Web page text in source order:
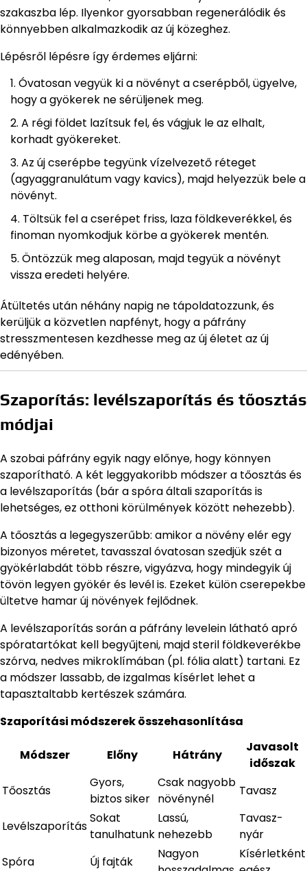
szakaszba lép. Ilyenkor gyorsabban regenerálódik és
könnyebben alkalmazkodik az új közeghez.
Lépésről lépésre így érdemes eljárni:
Óvatosan vegyük ki a növényt a cserépből, ügyelve,
hogy a gyökerek ne sérüljenek meg.
A régi földet lazítsuk fel, és vágjuk le az elhalt,
korhadt gyökereket.
Az új cserépbe tegyünk vízelvezető réteget
(agyaggranulátum vagy kavics), majd helyezzük bele a
növényt.
Töltsük fel a cserépet friss, laza földkeverékkel, és
finoman nyomkodjuk körbe a gyökerek mentén.
Öntözzük meg alaposan, majd tegyük a növényt
vissza eredeti helyére.
Átültetés után néhány napig ne tápoldatozzunk, és
kerüljük a közvetlen napfényt, hogy a páfrány
stresszmentesen kezdhesse meg az új életet az új
edényében.
Szaporítás: levélszaporítás és tőosztás
módjai
A szobai páfrány egyik nagy előnye, hogy könnyen
szaporítható. A két leggyakoribb módszer a tőosztás és
a levélszaporítás (bár a spóra általi szaporítás is
lehetséges, ez otthoni körülmények között nehezebb).
A tőosztás a legegyszerűbb: amikor a növény elér egy
bizonyos méretet, tavasszal óvatosan szedjük szét a
gyökérlabdát több részre, vigyázva, hogy mindegyik új
tövön legyen gyökér és levél is. Ezeket külön cserepekbe
ültetve hamar új növények fejlődnek.
A levélszaporítás során a páfrány levelein látható apró
spóratartókat kell begyűjteni, majd steril földkeverékbe
szórva, nedves mikroklímában (pl. fólia alatt) tartani. Ez
a módszer lassabb, de izgalmas kísérlet lehet a
tapasztaltabb kertészek számára.
Szaporítási módszerek összehasonlítása
Módszer Előny Hátrány
Javasolt
időszak
Tőosztás
Gyors,
biztos siker
Csak nagyobb
növénynél
Tavasz
Levélszaporítás
Sokat
tanulhatunk
Lassú,
nehezebb
Tavasz-
nyár
Spóra
Új fajták
Nagyon
Kísérletként